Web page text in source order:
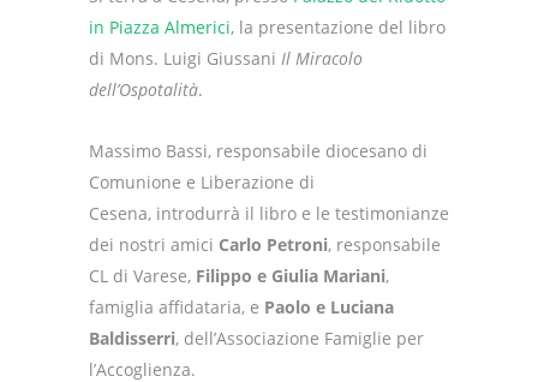
in Piazza Almerici, la presentazione del libro
di Mons. Luigi Giussani Il Miracolo
dell’Ospotalità.
Massimo Bassi, responsabile diocesano di
Comunione e Liberazione di
Cesena, introdurrà il libro e le testimonianze
dei nostri amici Carlo Petroni, responsabile
CL di Varese, Filippo e Giulia Mariani,
famiglia affidataria, e Paolo e Luciana
Baldisserri, dell’Associazione Famiglie per
l’Accoglienza.